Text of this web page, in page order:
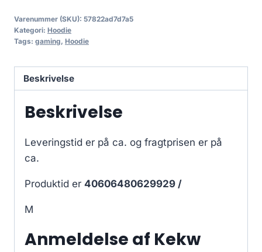
Varenummer (SKU): 57822ad7d7a5
Kategori: Hoodie
Tags: gaming, Hoodie
Beskrivelse
Beskrivelse
Leveringstid er på ca. og fragtprisen er på
ca.
Produktid er 40606480629929 /
M
Anmeldelse af Kekw